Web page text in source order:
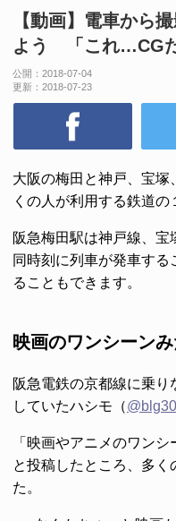
【動画】電車から
よう 「これ…CGだ
公開： 2018-07-04
更新： 2018-07-23
大阪の梅田と神戸、宝塚
くの人が利用する鉄道の
阪急梅田駅は神戸線、宝
同時刻に列車が発車す
ることもできます。
映画のワンシーン
阪急電鉄の京都線に乗
していたハシモ（
「映画やアニメのワン
と投稿したところ、多く
た。